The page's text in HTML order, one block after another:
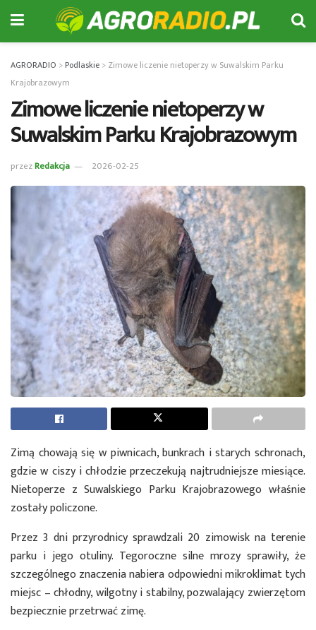
AGRORADIO >Podlaskie > Zimowe liczenie nietoperzy w Suwalskim Parku
Krajobrazowym
Zimowe liczenie nietoperzy w
Suwalskim Parku Krajobrazowym
przezRedakcja 2026-02-25
Zimą chowają się w piwnicach, bunkrach i starych schronach,
gdzie w ciszy i chłodzie przeczekują najtrudniejsze miesiące.
Nietoperze z Suwalskiego Parku Krajobrazowego właśnie
zostały policzone.
Przez 3 dni przyrodnicy sprawdzali 20 zimowisk na terenie
parku i jego otuliny. Tegoroczne silne mrozy sprawiły, że
szczególnego znaczenia nabiera odpowiedni mikroklimat tych
miejsc – chłodny, wilgotny i stabilny, pozwalający zwierzętom
bezpiecznie przetrwać zimę.